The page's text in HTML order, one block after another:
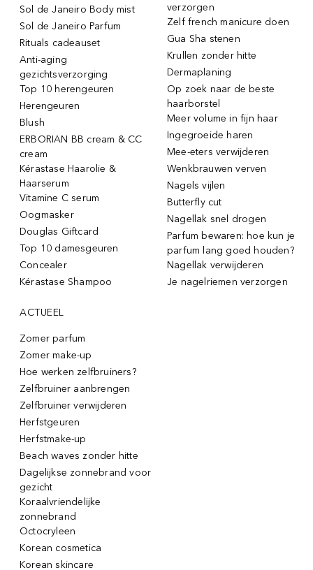
Sol de Janeiro Body mist
Sol de Janeiro Parfum
Rituals cadeauset
Anti-aging
gezichtsverzorging
Top 10 herengeuren
Herengeuren
Blush
ERBORIAN BB cream & CC
cream
Kérastase Haarolie &
Haarserum
Vitamine C serum
Oogmasker
Douglas Giftcard
Top 10 damesgeuren
Concealer
Kérastase Shampoo
verzorgen
Zelf french manicure doen
Gua Sha stenen
Krullen zonder hitte
Dermaplaning
Op zoek naar de beste
haarborstel
Meer volume in fijn haar
Ingegroeide haren
Mee-eters verwijderen
Wenkbrauwen verven
Nagels vijlen
Butterfly cut
Nagellak snel drogen
Parfum bewaren: hoe kun je
parfum lang goed houden?
Nagellak verwijderen
Je nagelriemen verzorgen
ACTUEEL
Zomer parfum
Zomer make-up
Hoe werken zelfbruiners?
Zelfbruiner aanbrengen
Zelfbruiner verwijderen
Herfstgeuren
Herfstmake-up
Beach waves zonder hitte
Dagelijkse zonnebrand voor
gezicht
Koraalvriendelijke
zonnebrand
Octocryleen
Korean cosmetica
Korean skincare